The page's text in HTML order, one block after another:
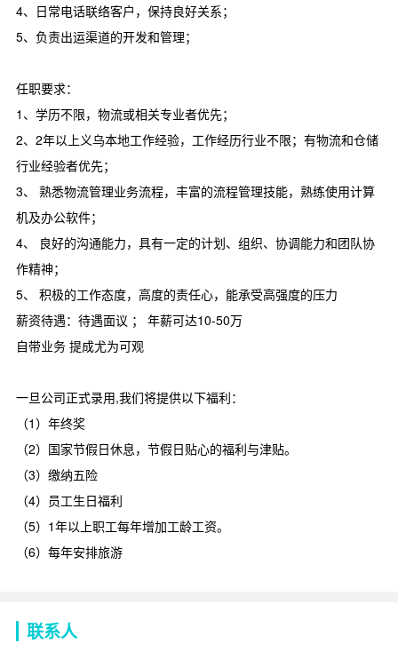
4、日常电话联络客户，保持良好关系；
5、负责出运渠道的开发和管理；
任职要求：
1、学历不限，物流或相关专业者优先；
2、2年以上义乌本地工作经验，工作经历行业不限；有物流和仓储
行业经验者优先；
3、 熟悉物流管理业务流程，丰富的流程管理技能，熟练使用计算
机及办公软件；
4、 良好的沟通能力，具有一定的计划、组织、协调能力和团队协
作精神；
5、 积极的工作态度，高度的责任心，能承受高强度的压力
薪资待遇：待遇面议 ； 年薪可达10-50万
自带业务 提成尤为可观
一旦公司正式录用,我们将提供以下福利：
（1）年终奖
（2）国家节假日休息，节假日贴心的福利与津贴。
（3）缴纳五险
（4）员工生日福利
（5）1年以上职工每年增加工龄工资。
（6）每年安排旅游
联系人